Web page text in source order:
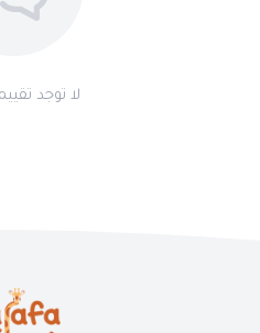
لا توجد